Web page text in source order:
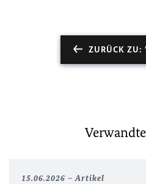
ZURÜCK ZU:
15.06.2026 Artikel